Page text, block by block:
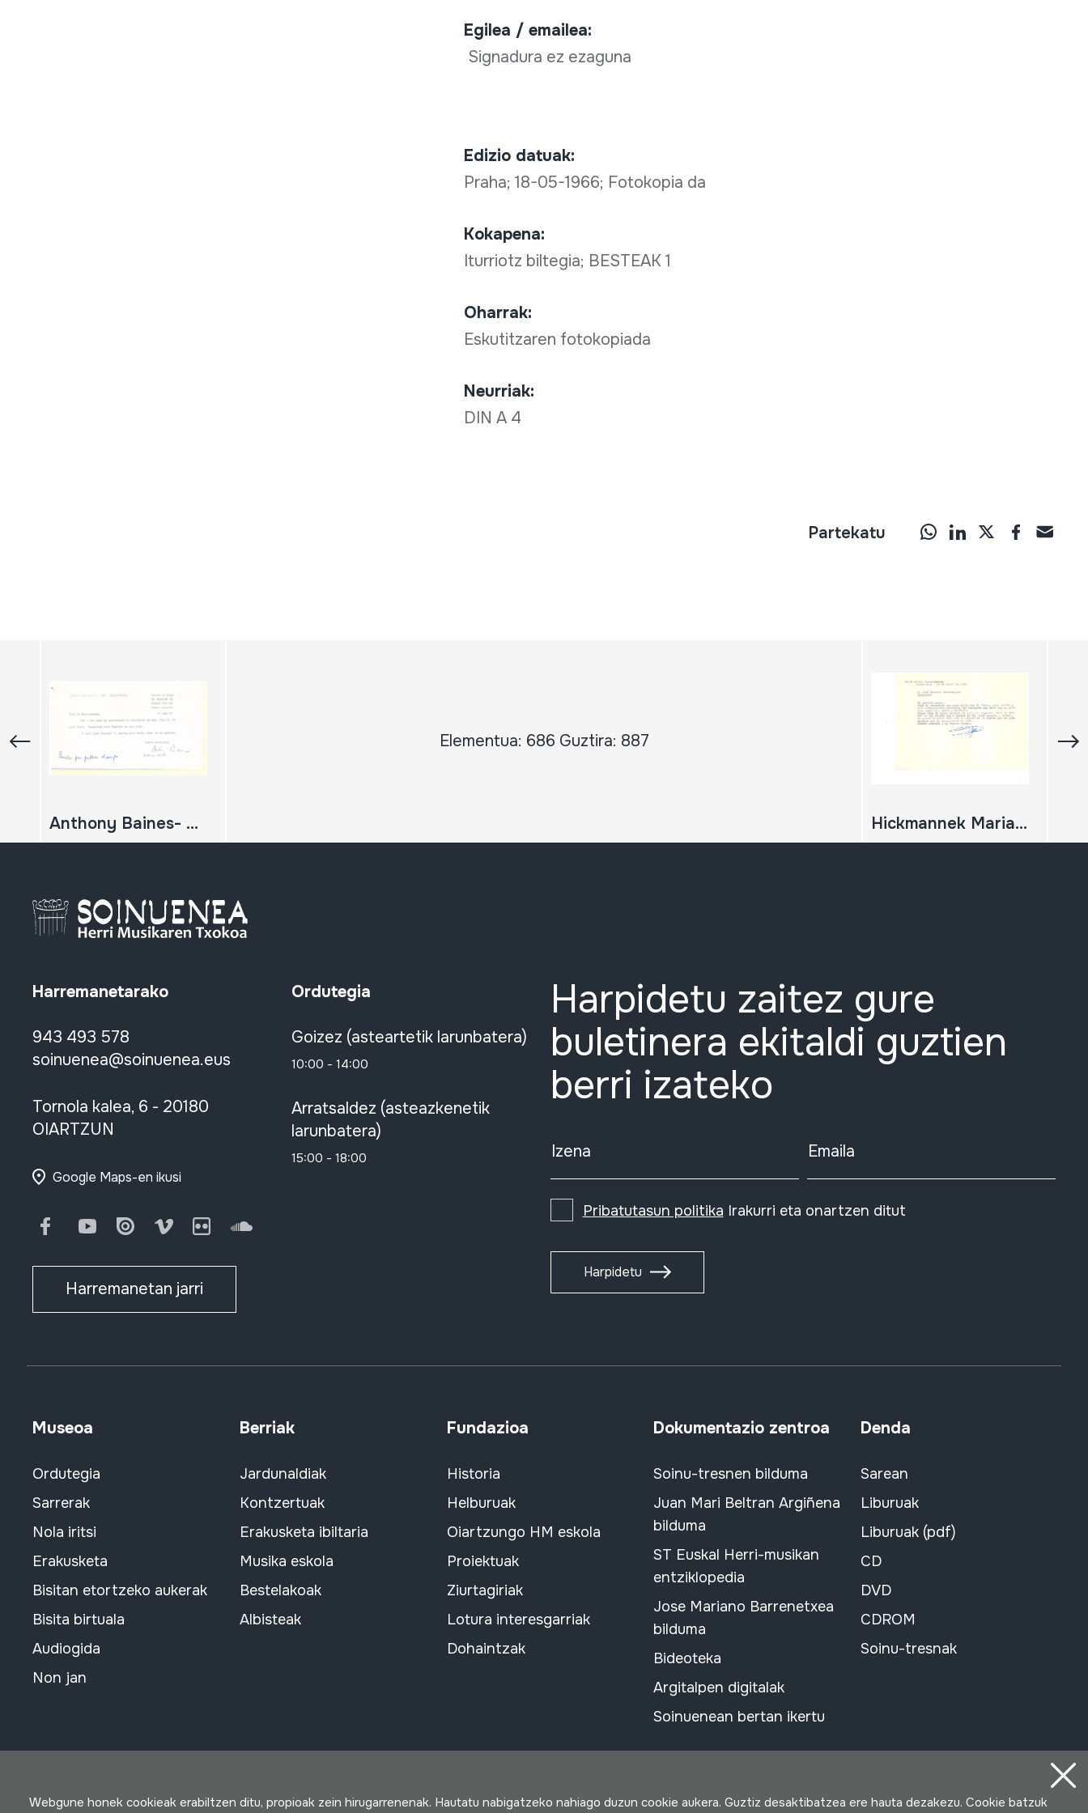
Egilea / emailea:
Signadura ez ezaguna
Edizio datuak:
Praha; 18-05-1966; Fotokopia da
Kokapena:
Iturriotz biltegia; BESTEAK 1
Oharrak:
Eskutitzaren fotokopiada
Neurriak:
DIN A 4
Partekatu
Elementua: 686 Guztira: 887
Anthony Baines- Mariano Barrenetxeari idatzitako gutuna Hickmannek Mariano Barrenetxeari idatzitako gutuna
Harremanetarako
943 493 578
soinuenea@soinuenea.eus
Tornola kalea, 6 - 20180
OIARTZUN
Google Maps-en ikusi
FacebookYoutubeIssuu Vimeo FlickrSoundCloud
Harremanetan jarri
Ordutegia
Goizez (asteartetik larunbatera)
10:00 - 14:00
Arratsaldez (asteazkenetik
larunbatera)
15:00 - 18:00
Harpidetu zaitez gure
buletinera ekitaldi guztien
berri izateko
Izena Emaila
Pribatutasun politika Irakurri eta onartzen ditut
Harpidetu
Museoa
Ordutegia
Sarrerak
Nola iritsi
Erakusketa
Bisitan etortzeko aukerak
Bisita birtuala
Audiogida
Non jan
Berriak
Jardunaldiak
Kontzertuak
Erakusketa ibiltaria
Musika eskola
Bestelakoak
Albisteak
Fundazioa
Historia
Helburuak
Oiartzungo HM eskola
Proiektuak
Ziurtagiriak
Lotura interesgarriak
Dohaintzak
Dokumentazio zentroa
Soinu-tresnen bilduma
Juan Mari Beltran Argiñena
bilduma
ST Euskal Herri-musikan
entziklopedia
Jose Mariano Barrenetxea
bilduma
Bideoteka
Argitalpen digitalak
Soinuenean bertan ikertu
Denda
Sarean
Liburuak
Liburuak (pdf)
CD
DVD
CDROM
Soinu-tresnak
Webgune honek cookieak erabiltzen ditu, propioak zein hirugarrenenak. Hautatu nabigatzeko nahiago duzun cookie aukera. Guztiz desaktibatzea ere hauta dezakezu. Cookie batzuk